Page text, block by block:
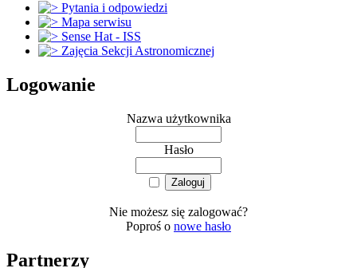
Pytania i odpowiedzi
Mapa serwisu
Sense Hat - ISS
Zajęcia Sekcji Astronomicznej
Logowanie
Nazwa użytkownika
Hasło
Nie możesz się zalogować?
Poproś o nowe hasło
Partnerzy